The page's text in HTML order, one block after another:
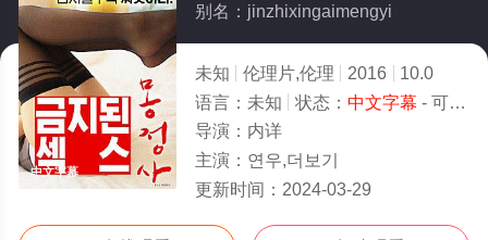
中文字幕
别名：jinzhixingaimengyi
未知 伦理片,伦理 2016
10.0
语言： 未知 状态： 中文字幕 - 可以高清免费在线观看
导演： 内详
主演： 연우,더보기
更新时间： 2024-03-29